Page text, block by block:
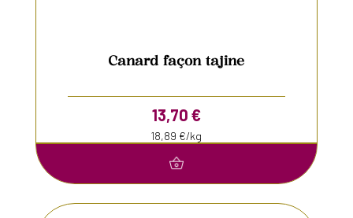
Canard façon tajine
13,70 €
18,89 €/kg